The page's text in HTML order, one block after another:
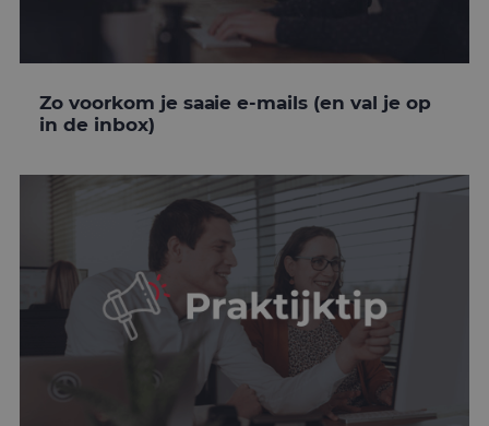
Zo voorkom je saaie e-mails (en val je op
in de inbox)